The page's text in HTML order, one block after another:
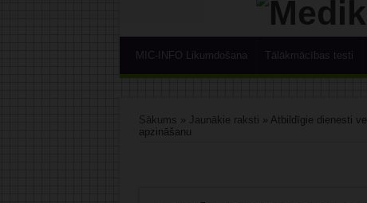
MIC-INFO Likumdošana Tālākmācības testi
Sākums » Jaunākie raksti » Atbildīgie dienesti
apzināšanu